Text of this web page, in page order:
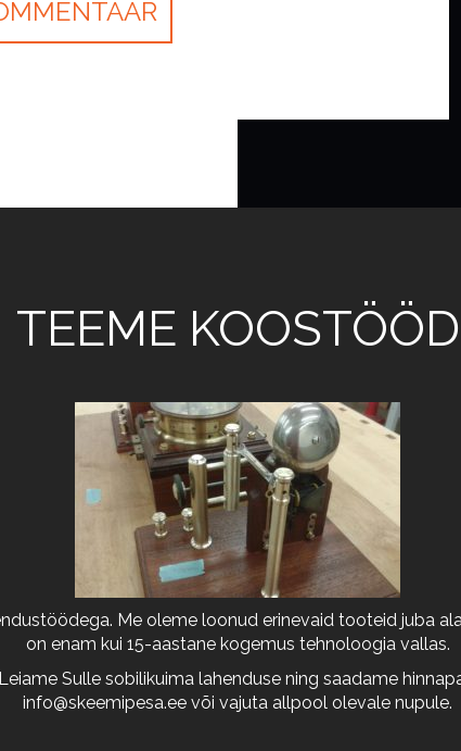
TEEME KOOSTÖÖD
Me oleme loonud erinevaid tooteid juba
on enam kui 15-aastane kogemus tehnoloogia vallas.
Sulle sobilikuima lahenduse ning saadame
info@skeemipesa.ee või vajuta allpool olevale nupule.